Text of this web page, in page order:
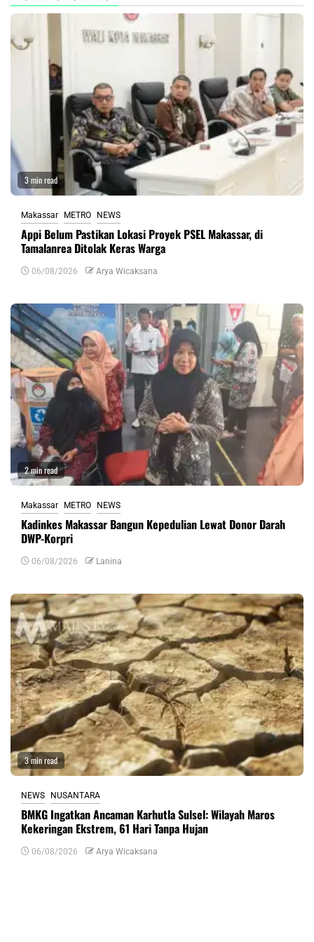
3 min read
Makassar METRO NEWS
Appi Belum Pastikan Lokasi Proyek PSEL Makassar, di
Tamalanrea Ditolak Keras Warga
06/08/2026 Arya Wicaksana
2 min read
Makassar METRO NEWS
Kadinkes Makassar Bangun Kepedulian Lewat Donor Darah
DWP-Korpri
06/08/2026 Lanina
3 min read
NEWS NUSANTARA
BMKG Ingatkan Ancaman Karhutla Sulsel: Wilayah Maros
Kekeringan Ekstrem, 61 Hari Tanpa Hujan
06/08/2026 Arya Wicaksana